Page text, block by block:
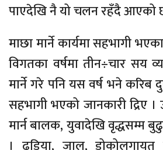
पाएदेखि नै यो चलन रहँदै आएको
माछा मार्ने कार्यमा सहभागी
विगतका वर्षमा तीन÷चार सय
मार्ने गरे पनि यस वर्ष भने
सहभागी भएको जानकारी द्रिए
मार्न बालक, युवादेखि वृद्धसम्म